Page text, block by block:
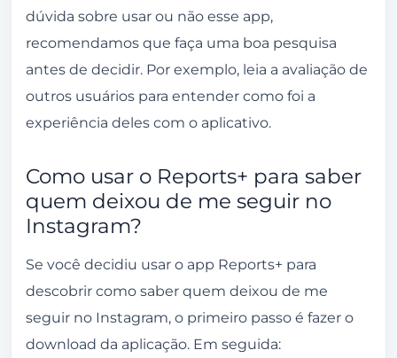
dúvida sobre usar ou não esse app,
recomendamos que faça uma boa pesquisa
antes de decidir. Por exemplo, leia a avaliação de
outros usuários para entender como foi a
experiência deles com o aplicativo.
Como usar o Reports+ para saber
quem deixou de me seguir no
Instagram?
Se você decidiu usar o app Reports+ para
descobrir como saber quem deixou de me
seguir no Instagram, o primeiro passo é fazer o
download da aplicação. Em seguida: